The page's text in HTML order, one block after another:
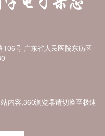
号 广东省人民医院东病区
内容,360浏览器请切换至极速